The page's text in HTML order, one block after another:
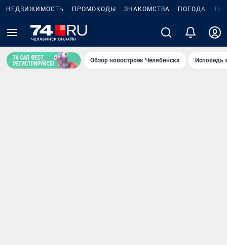
НЕДВИЖИМОСТЬ ПРОМОКОДЫ ЗНАКОМСТВА ПОГОДА
Обзор новостроек Челябинска Исповедь